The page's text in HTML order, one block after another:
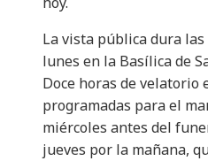
La vista pública dura las
lunes en la Basílica de
Doce horas de velatorio
programadas para el
miércoles antes del
jueves por la mañana,